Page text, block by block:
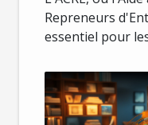
Repreneurs
essentiel pour